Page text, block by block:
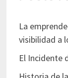
La
visibilidad a
El Incidente